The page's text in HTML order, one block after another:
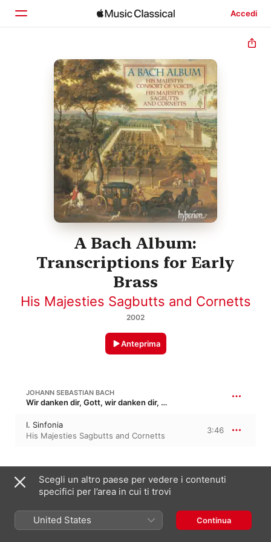
Accedi
Home
Scopri
Cerca
A Bach Album:
Transcriptions for Early
Brass
His Majesties Sagbutts and Cornetts
2002
Anteprima
JOHANN SEBASTIAN BACH
Wir danken dir, Gott, wir danken dir, BWV 29 · “Ti rendiamo grazie, Signore”
I. Sinfonia
His Majesties Sagbutts and Cornetts
3:46
Aus tiefer Not schrei ich zu dir
Robert Macdonald
Scegli un altro paese per vedere i contenuti
specifici per l’area in cui ti trovi
United States Continua